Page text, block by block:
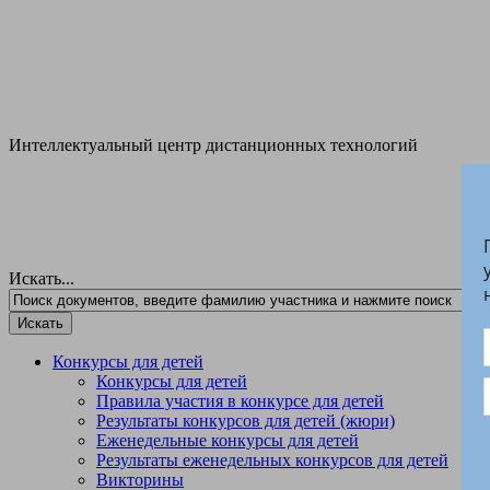
Интеллектуальный центр дистанционных технологий
Искать...
Конкурсы для детей
Конкурсы для детей
Правила участия в конкурсе для детей
Результаты конкурсов для детей (жюри)
Еженедельные конкурсы для детей
Результаты еженедельных конкурсов для детей
Викторины